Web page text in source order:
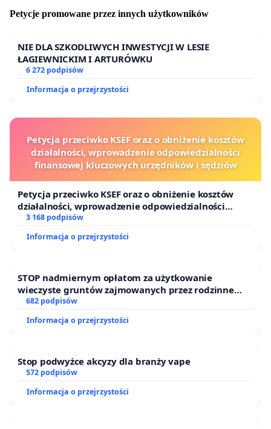
Petycje promowane przez innych użytkowników
NIE DLA SZKODLIWYCH INWESTYCJI W LESIE
ŁAGIEWNICKIM I ARTURÓWKU
6 272 podpisów
Informacja o przejrzystości
Petycja przeciwko KSEF oraz o obniżenie kosztów
działalności, wprowadzenie odpowiedzialności
finansowej kluczowych urzędników i sędziów
Petycja przeciwko KSEF oraz o obniżenie kosztów
działalności, wprowadzenie odpowiedzialności
finansowej kluczowych urzędników i sędziów
3 168 podpisów
Informacja o przejrzystości
STOP nadmiernym opłatom za użytkowanie
wieczyste gruntów zajmowanych przez rodzinne
ogrody działkowe.
682 podpisów
Informacja o przejrzystości
Stop podwyżce akcyzy dla branży vape
572 podpisów
Informacja o przejrzystości